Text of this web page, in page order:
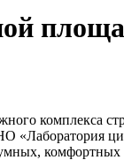
комплекса
«Лаборатория
комфортных